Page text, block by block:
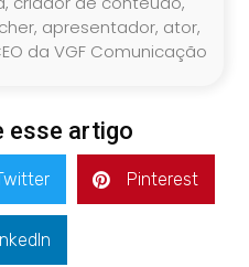
apresentador, ator,
da VGF Comunicação
esse artigo
Pinterest